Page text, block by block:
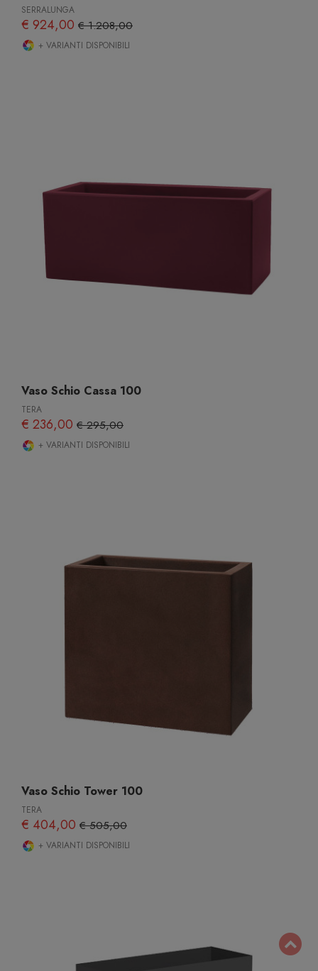
SERRALUNGA
€ 924,00 € 1.208,00
+ VARIANTI DISPONIBILI
Vaso Schio Cassa 100
TERA
€ 236,00 € 295,00
+ VARIANTI DISPONIBILI
Vaso Schio Tower 100
TERA
€ 404,00 € 505,00
+ VARIANTI DISPONIBILI